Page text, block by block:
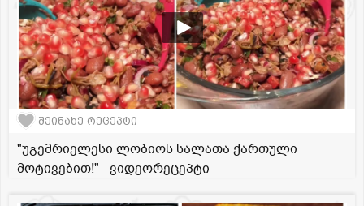
შეინახე რეცეპტი
"უგემრიელესი ლობიოს სალათა ქართული
მოტივებით!" - ვიდეორეცეპტი